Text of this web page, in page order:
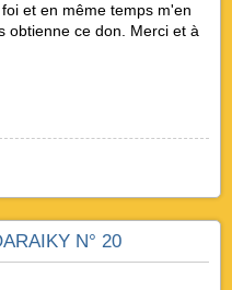
et en même temps m'en
obtienne ce don. Merci et à
N° 20